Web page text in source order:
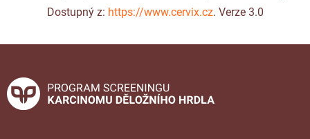
Dostupný z: https://www.cervix.cz. Verze 3.0